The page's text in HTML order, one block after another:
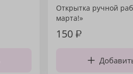
Открытка ручной
марта!»
150₽